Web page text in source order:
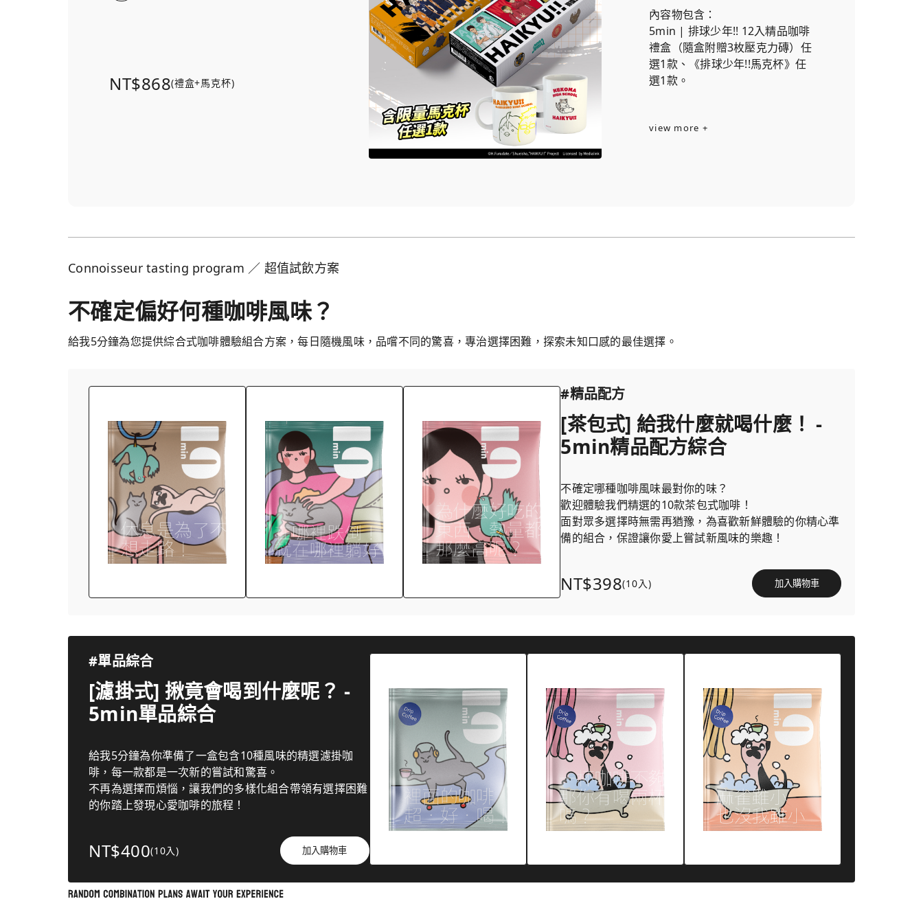
NT$868(禮盒+馬克杯)
內容物包含：
5min | 排球少年!! 12入精品咖啡
禮盒（隨盒附贈3枚壓克力磚）任
選1款、《排球少年!!馬克杯》任
選1款。
view more +
Connoisseur tasting program ／ 超值試飲方案
不確定偏好何種咖啡風味？
給我5分鐘為您提供綜合式咖啡體驗組合方案，每日隨機風味，品嚐不同的驚喜，專治選擇困難，探索未知口感的最佳選擇。
#精品配方
[茶包式] 給我什麼就喝什麼！ -
5min精品配方綜合
不確定哪種咖啡風味最對你的味？
歡迎體驗我們精選的10款茶包式咖啡！
面對眾多選擇時無需再猶豫，為喜歡新鮮體驗的你精心準
備的組合，保證讓你愛上嘗試新風味的樂趣！
NT$398(10入) 加入購物車
#單品綜合
[濾掛式] 揪竟會喝到什麼呢？ -
5min單品綜合
給我5分鐘為你準備了一盒包含10種風味的精選濾掛咖
啡，每一款都是一次新的嘗試和驚喜。
不再為選擇而煩惱，讓我們的多樣化組合帶領有選擇困難
的你踏上發現心愛咖啡的旅程！
NT$400(10入) 加入購物車